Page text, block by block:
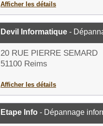
Afficher les détails
Devil Informatique -
20 RUE PIERRE SEMARD
51100 Reims
Afficher les détails
Etape Info - Dépannage